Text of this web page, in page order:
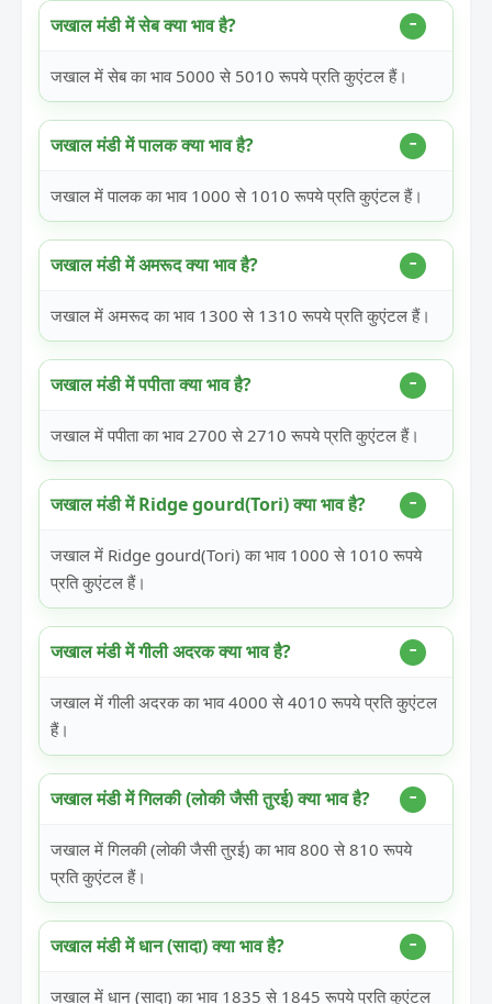
जखाल मंडी में सेब क्या भाव है?
जखाल में सेब का भाव 5000 से 5010 रूपये प्रति कुएंटल हैं।
जखाल मंडी में पालक क्या भाव है?
जखाल में पालक का भाव 1000 से 1010 रूपये प्रति कुएंटल हैं।
जखाल मंडी में अमरूद क्या भाव है?
जखाल में अमरूद का भाव 1300 से 1310 रूपये प्रति कुएंटल हैं।
जखाल मंडी में पपीता क्या भाव है?
जखाल में पपीता का भाव 2700 से 2710 रूपये प्रति कुएंटल हैं।
जखाल मंडी में Ridge gourd(Tori) क्या भाव है?
जखाल में Ridge gourd(Tori) का भाव 1000 से 1010 रूपये
प्रति कुएंटल हैं।
जखाल मंडी में गीली अदरक क्या भाव है?
जखाल में गीली अदरक का भाव 4000 से 4010 रूपये प्रति कुएंटल
हैं।
जखाल मंडी में गिलकी (लोकी जैसी तुरई) क्या भाव है?
जखाल में गिलकी (लोकी जैसी तुरई) का भाव 800 से 810 रूपये
प्रति कुएंटल हैं।
जखाल मंडी में धान (सादा) क्या भाव है?
जखाल में धान (सादा) का भाव 1835 से 1845 रूपये प्रति कुएंटल